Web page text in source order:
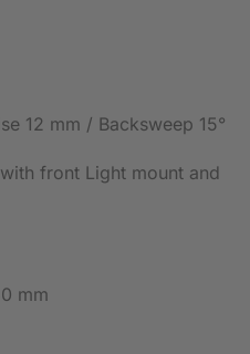
12 mm / Backsweep 15°
front Light mount and
mm